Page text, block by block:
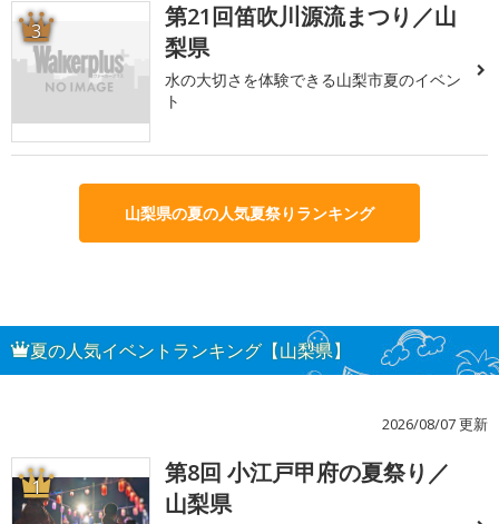
3
第21回笛吹川源流まつり／山
梨県
水の大切さを体験できる山梨市夏のイベン
ト
山梨県の夏の人気夏祭りランキング
夏の人気イベントランキング【山梨県】
2026/08/07 更新
1
第8回 小江戸甲府の夏祭り／
山梨県